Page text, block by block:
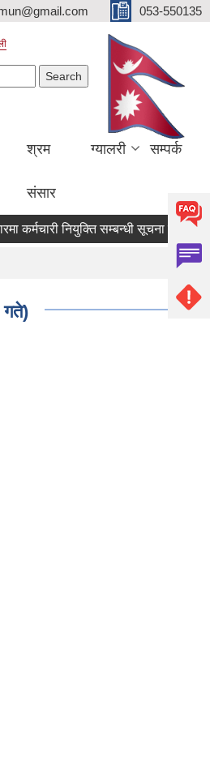
053-550135
श्रम
संसार
ग्यालरी सम्पर्क
कर्मचारी नियुक्ति सम्बन्धी सूचना मितिः
गते)